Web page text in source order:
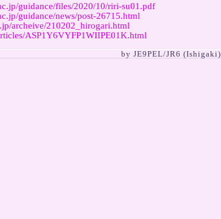
guidance/files/2020/10/riri-su01.pdf
guidance/news/post-26715.html
archeive/210202_hirogari.html
ASP1Y6VYFP1WIIPE01K.html
by JE9PEL/JR6 (Ishigaki)